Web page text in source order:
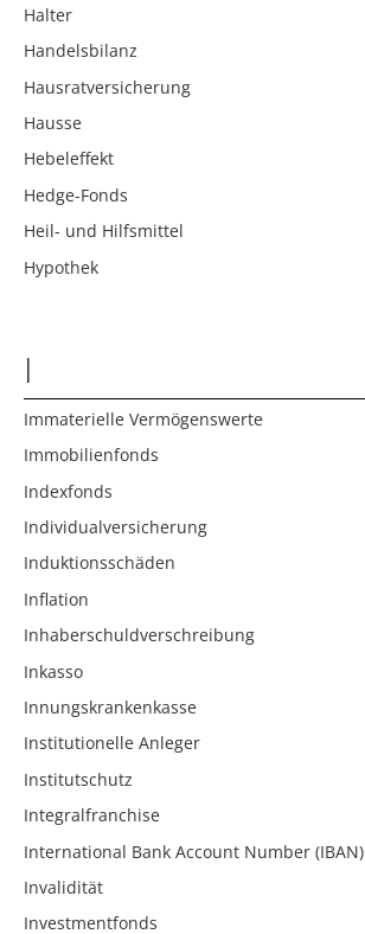
Halter
Handelsbilanz
Hausratversicherung
Hausse
Hebeleffekt
Hedge-Fonds
Heil- und Hilfsmittel
Hypothek
I
Immaterielle Vermögenswerte
Immobilienfonds
Indexfonds
Individualversicherung
Induktionsschäden
Inflation
Inhaberschuldverschreibung
Inkasso
Innungskrankenkasse
Institutionelle Anleger
Institutschutz
Integralfranchise
International Bank Account Number (IBAN)
Invalidität
Investmentfonds